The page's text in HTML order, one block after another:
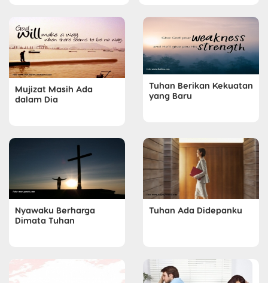
Mujizat Masih Ada
dalam Dia
Tuhan Berikan Kekuatan
yang Baru
Nyawaku Berharga
Dimata Tuhan
Tuhan Ada Didepanku